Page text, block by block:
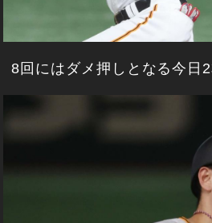
8回にはダメ押しとなる今日